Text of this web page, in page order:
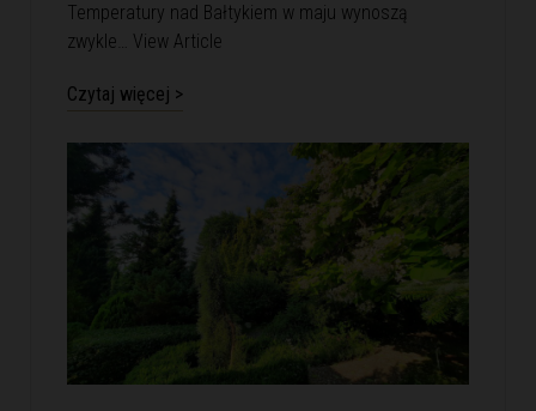
Temperatury nad Bałtykiem w maju wynoszą
zwykle… View Article
Czytaj więcej >